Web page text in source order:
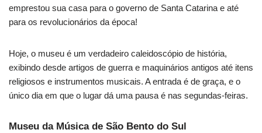
emprestou sua casa para o governo de Santa Catarina e até
para os revolucionários da época!
Hoje, o museu é um verdadeiro caleidoscópio de história,
exibindo desde artigos de guerra e maquinários antigos até itens
religiosos e instrumentos musicais. A entrada é de graça, e o
único dia em que o lugar dá uma pausa é nas segundas-feiras.
Museu da Música de São Bento do Sul